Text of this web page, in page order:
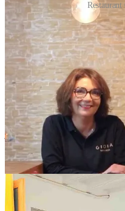
J’aime mettre en valeur les
qui font le choix de rester
la vie locale. C’est pourquoi
restaurant Gioia à
Chantal, une montpelliéraine.
Durant l’hiver les horaires et
logique car la demande est
📅 Du jeudi au dimanche:
jusqu’à 23:30
car dj !!). Avec
Le vendredi soir
Le samedi tardeo avec
Et le dimanche